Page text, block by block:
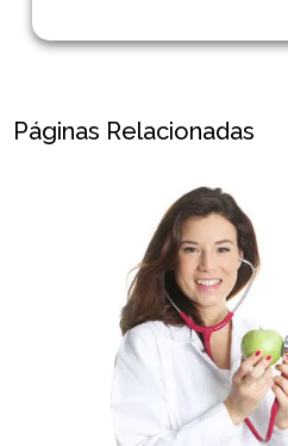
Páginas Relacionadas